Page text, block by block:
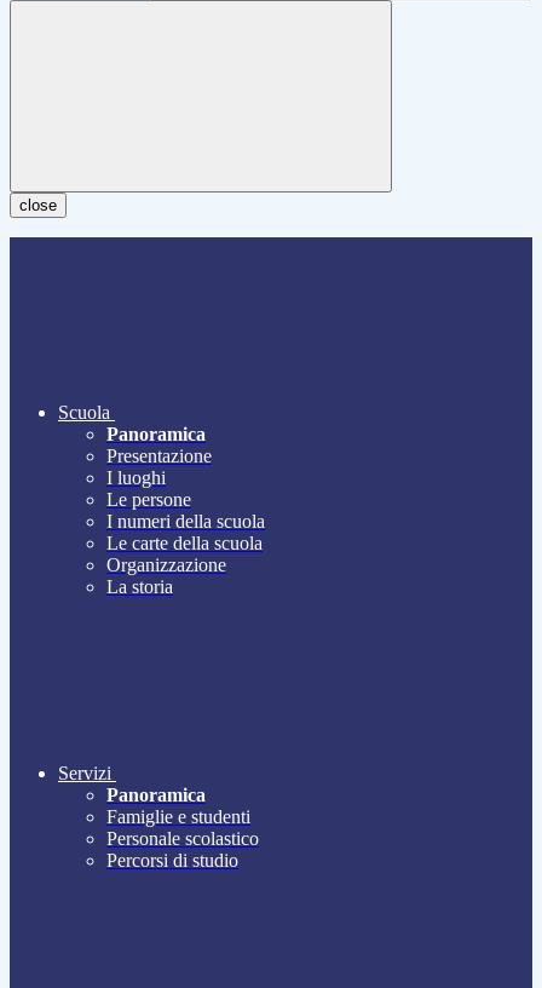
close
Scuola
Panoramica
Presentazione
I luoghi
Le persone
I numeri della scuola
Le carte della scuola
Organizzazione
La storia
Servizi
Panoramica
Famiglie e studenti
Personale scolastico
Percorsi di studio